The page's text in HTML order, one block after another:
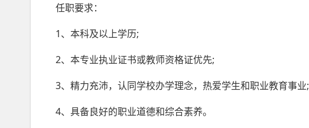
任职要求：
1、本科及以上学历;
2、本专业执业证书或教师资格证优先;
3、精力充沛，认同学校办学理念，热爱学生和职业教育事业;
4、具备良好的职业道德和综合素养。